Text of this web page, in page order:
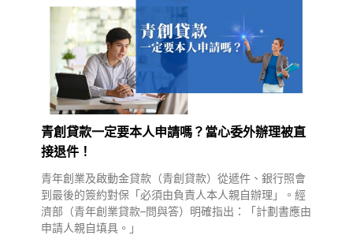
青創貸款一定要本人申請嗎？當心委外辦理被直
接退件！
青年創業及啟動金貸款（青創貸款）從遞件、銀行照會
到最後的簽約對保「必須由負責人本人親自辦理」。經
濟部（青年創業貸款–問與答）明確指出：「計劃書應由
申請人親自填具。」